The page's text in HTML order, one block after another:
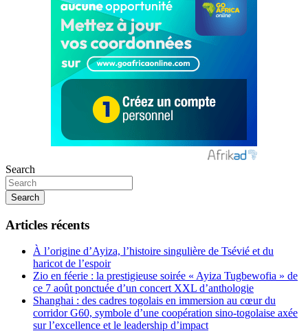
Search
Search
Articles récents
À l’origine d’Ayiza, l’histoire singulière de Tsévié et du
haricot de l’espoir
Zio en féerie : la prestigieuse soirée « Ayiza Tugbewofia » de
ce 7 août ponctuée d’un concert XXL d’anthologie
Shanghai : des cadres togolais en immersion au cœur du
corridor G60, symbole d’une coopération sino-togolaise axée
sur l’excellence et le leadership d’impact